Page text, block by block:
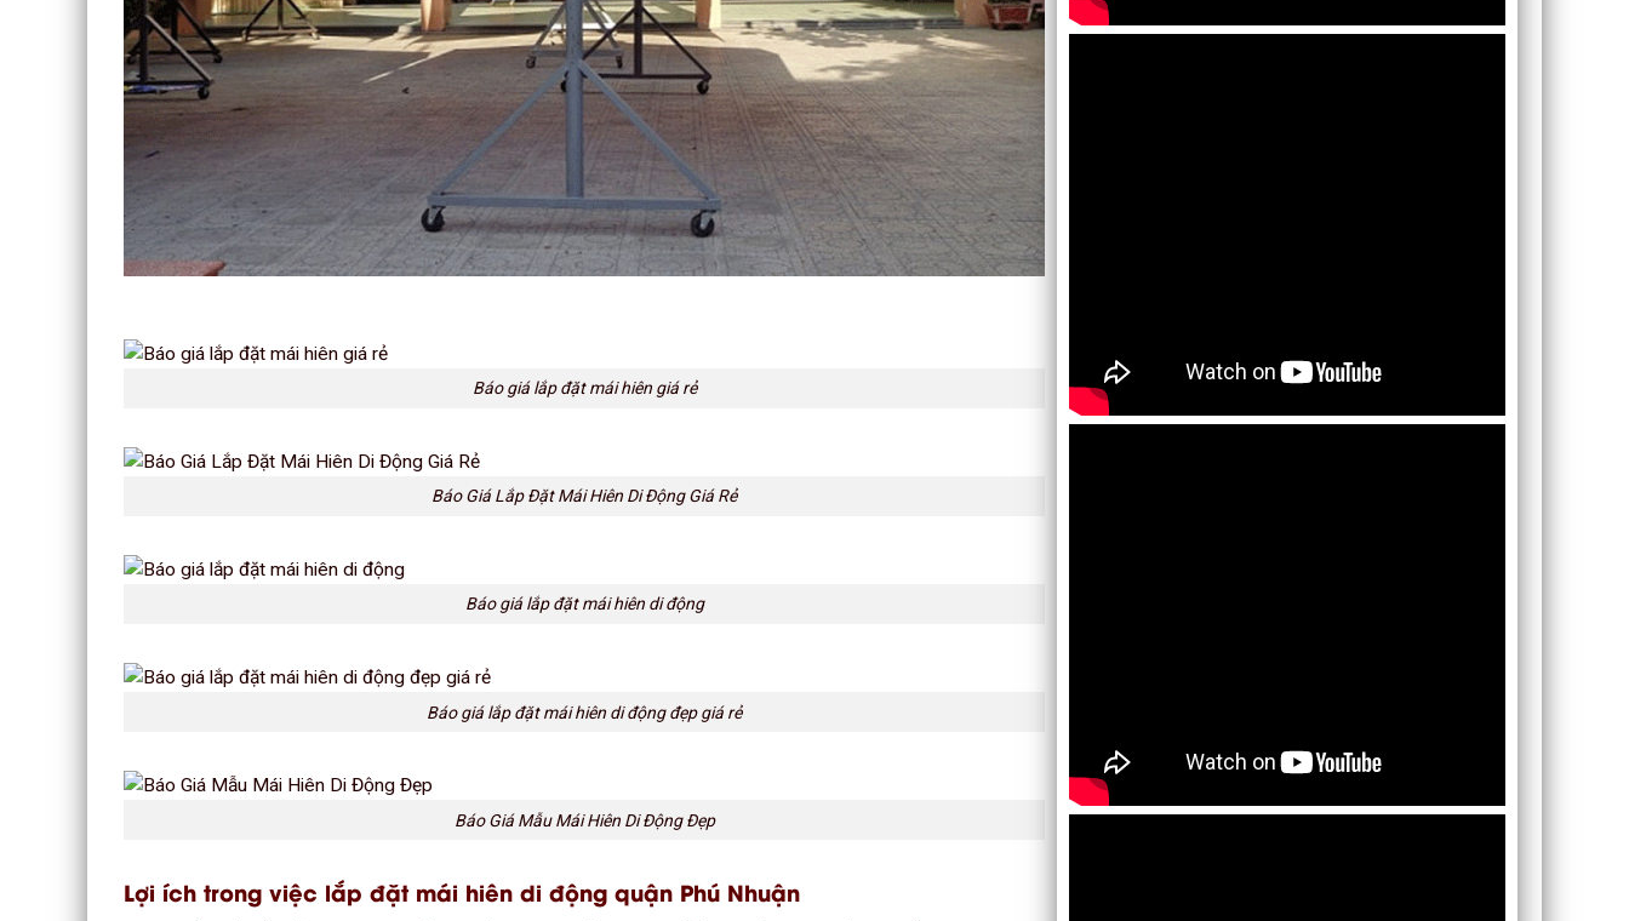
Báo giá lắp đặt mái hiên giá rẻ
Báo Giá Lắp Đặt Mái Hiên Di Động Giá Rẻ
Báo giá lắp đặt mái hiên di động
Báo giá lắp đặt mái hiên di động đẹp giá rẻ
Báo Giá Mẫu Mái Hiên Di Động Đẹp
Lợi ích trong việc lắp đặt mái hiên di động quận Phú Nhuận